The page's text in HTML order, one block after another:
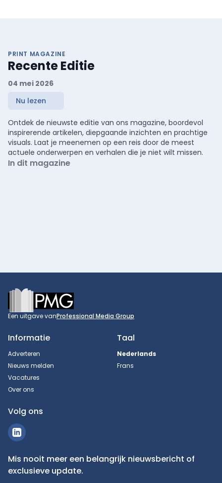
PRINT MAGAZINE
Recente Editie
04 mei 2026
Nu lezen
Ontdek de nieuwste editie van ons magazine, boordevol
inspirerende artikelen, diepgaande inzichten en prachtige
visuals. Laat je meenemen op een reis door de meest
actuele onderwerpen en verhalen die je niet wilt missen.
In dit magazine
Footer
Een uitgave vanProfessional Media Group
Informatie
Adverteren
Nieuws melden
Vacatures
Over ons
Taal
Nederlands
Frans
Volg ons
Mis nooit meer een belangrijk nieuwsbericht of
exclusieve update.